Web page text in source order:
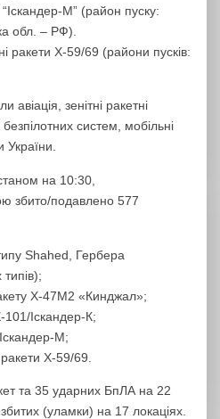
М” (район пуску:
обл. – РФ).
ракети Х-59/69 (райони пусків:
авіація, зенітні ракетні
систем, мобільні
України.
на 10:30,
збито/подавлено 577
Shahed, Гербера
типів);
Х-47М2 «Кинджал»;
101/Іскандер-К;
М;
ракети Х-59/69.
та 35 ударних БпЛА на 22
(уламки) на 17 локаціях.